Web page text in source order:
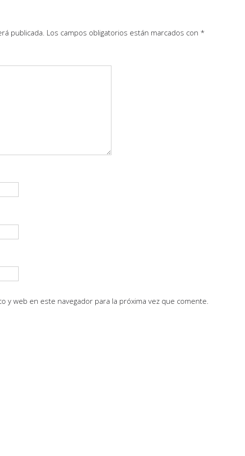
publicada. Los campos obligatorios están marcados con *
y web en este navegador para la próxima vez que comente.